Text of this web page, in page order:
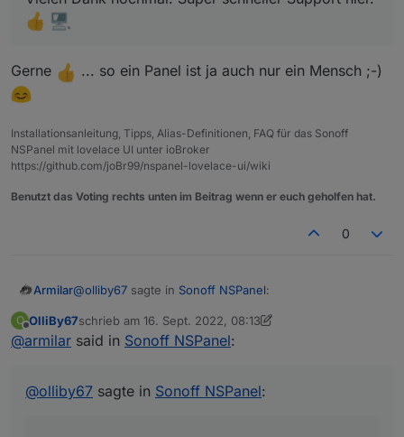
Systemzeit stimmt.
Gerne ... so ein Panel ist ja auch nur ein Mensch ;-)
Installationsanleitung, Tipps, Alias-Definitionen, FAQ für das Sonoff
NSPanel mit lovelace UI unter ioBroker
https://github.com/joBr99/nspanel-lovelace-ui/wiki
Benutzt das Voting rechts unten im Beitrag wenn er euch geholfen hat.
0
Armilar@olliby67 sagte in Sonoff NSPanel:
@armilarVielen Dank für die schnelle Lösung. Ich
Vielen Dank nochmal. Super schneller Support
;-)
O
Offline
OlliBy67schrieb am 16. Sept. 2022, 08:13
zuletzt editiert von OlliBy67
@armilar said in Sonoff NSPanel:
@olliby67 sagte in Sonoff NSPanel: